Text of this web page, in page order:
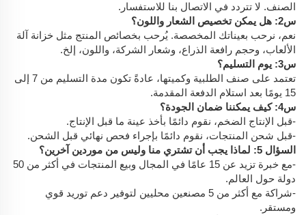
الصنف. لا تتردد في الاتصال بنا للاستفسار.
س2: هل يمكن تخصيص الشعار واللون؟
نعم، نرحب بعيناتك المخصصة. يُرحب بخصائص المنتج مثل خزانة آلة
الألعاب، وحجم رافعة الذراع، وشعار الشركة، واللون، إلخ.
س3: يوم التسليم؟
تعتمد على صنف الطلبية وكميتها، عادةً تكون مدة التسليم من 7 إلى
15 يومًا بعد استلام الدفعة المقدمة.
س4: كيف يمكننا ضمان الجودة؟
-قبل الإنتاج الضخم، نقوم دائمًا بأخذ عينة ما قبل الإنتاج.
-قبل شحن المنتجات، نقوم دائمًا بإجراء فحص نهائي قبل الشحن.
السؤال 5: لماذا يجب أن تشتري منا وليس من موردين آخرين؟
-مع خبرة تزيد عن 15 عامًا في المجال وبيع المنتجات في أكثر من 50
دولة حول العالم.
-شراكة مع أكثر من 5 مصنعين محليين لتوفير دعم توريد قوي
ومستقر.